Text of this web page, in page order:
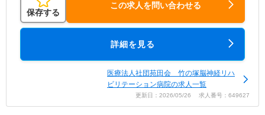
保存する
この求人を問い合わせる
詳細を見る
医療法人社団苑田会 竹の塚脳神経リハ
ビリテーション病院の求人一覧
更新日：2026/05/26 求人番号：649627